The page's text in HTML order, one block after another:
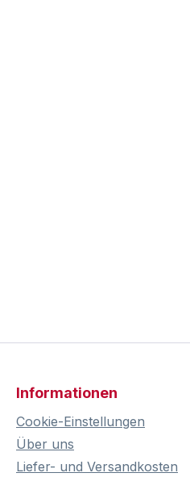
Informationen
Cookie-Einstellungen
Über uns
Liefer- und Versandkosten